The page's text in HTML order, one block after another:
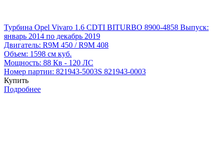
Турбина Opel Vivaro 1.6 CDTI BITURBO 8900-4858 Выпуск:
январь 2014 по декабрь 2019
Двигатель: R9M 450 / R9M 408
Объем: 1598 см куб.
Мощность: 88 Кв - 120 ЛС
Номер партии: 821943-5003S 821943-0003
Купить
Подробнее